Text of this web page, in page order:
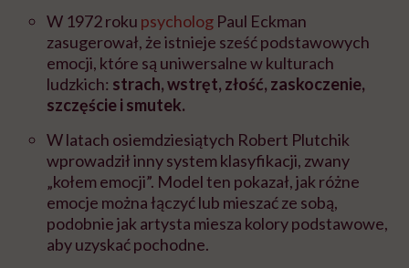
W 1972 roku psycholog Paul Eckman
zasugerował, że istnieje sześć podstawowych
emocji, które są uniwersalne w kulturach
ludzkich: strach, wstręt, złość, zaskoczenie,
szczęście i smutek.
W latach osiemdziesiątych Robert Plutchik
wprowadził inny system klasyfikacji, zwany
„kołem emocji”. Model ten pokazał, jak różne
emocje można łączyć lub mieszać ze sobą,
podobnie jak artysta miesza kolory podstawowe,
aby uzyskać pochodne.